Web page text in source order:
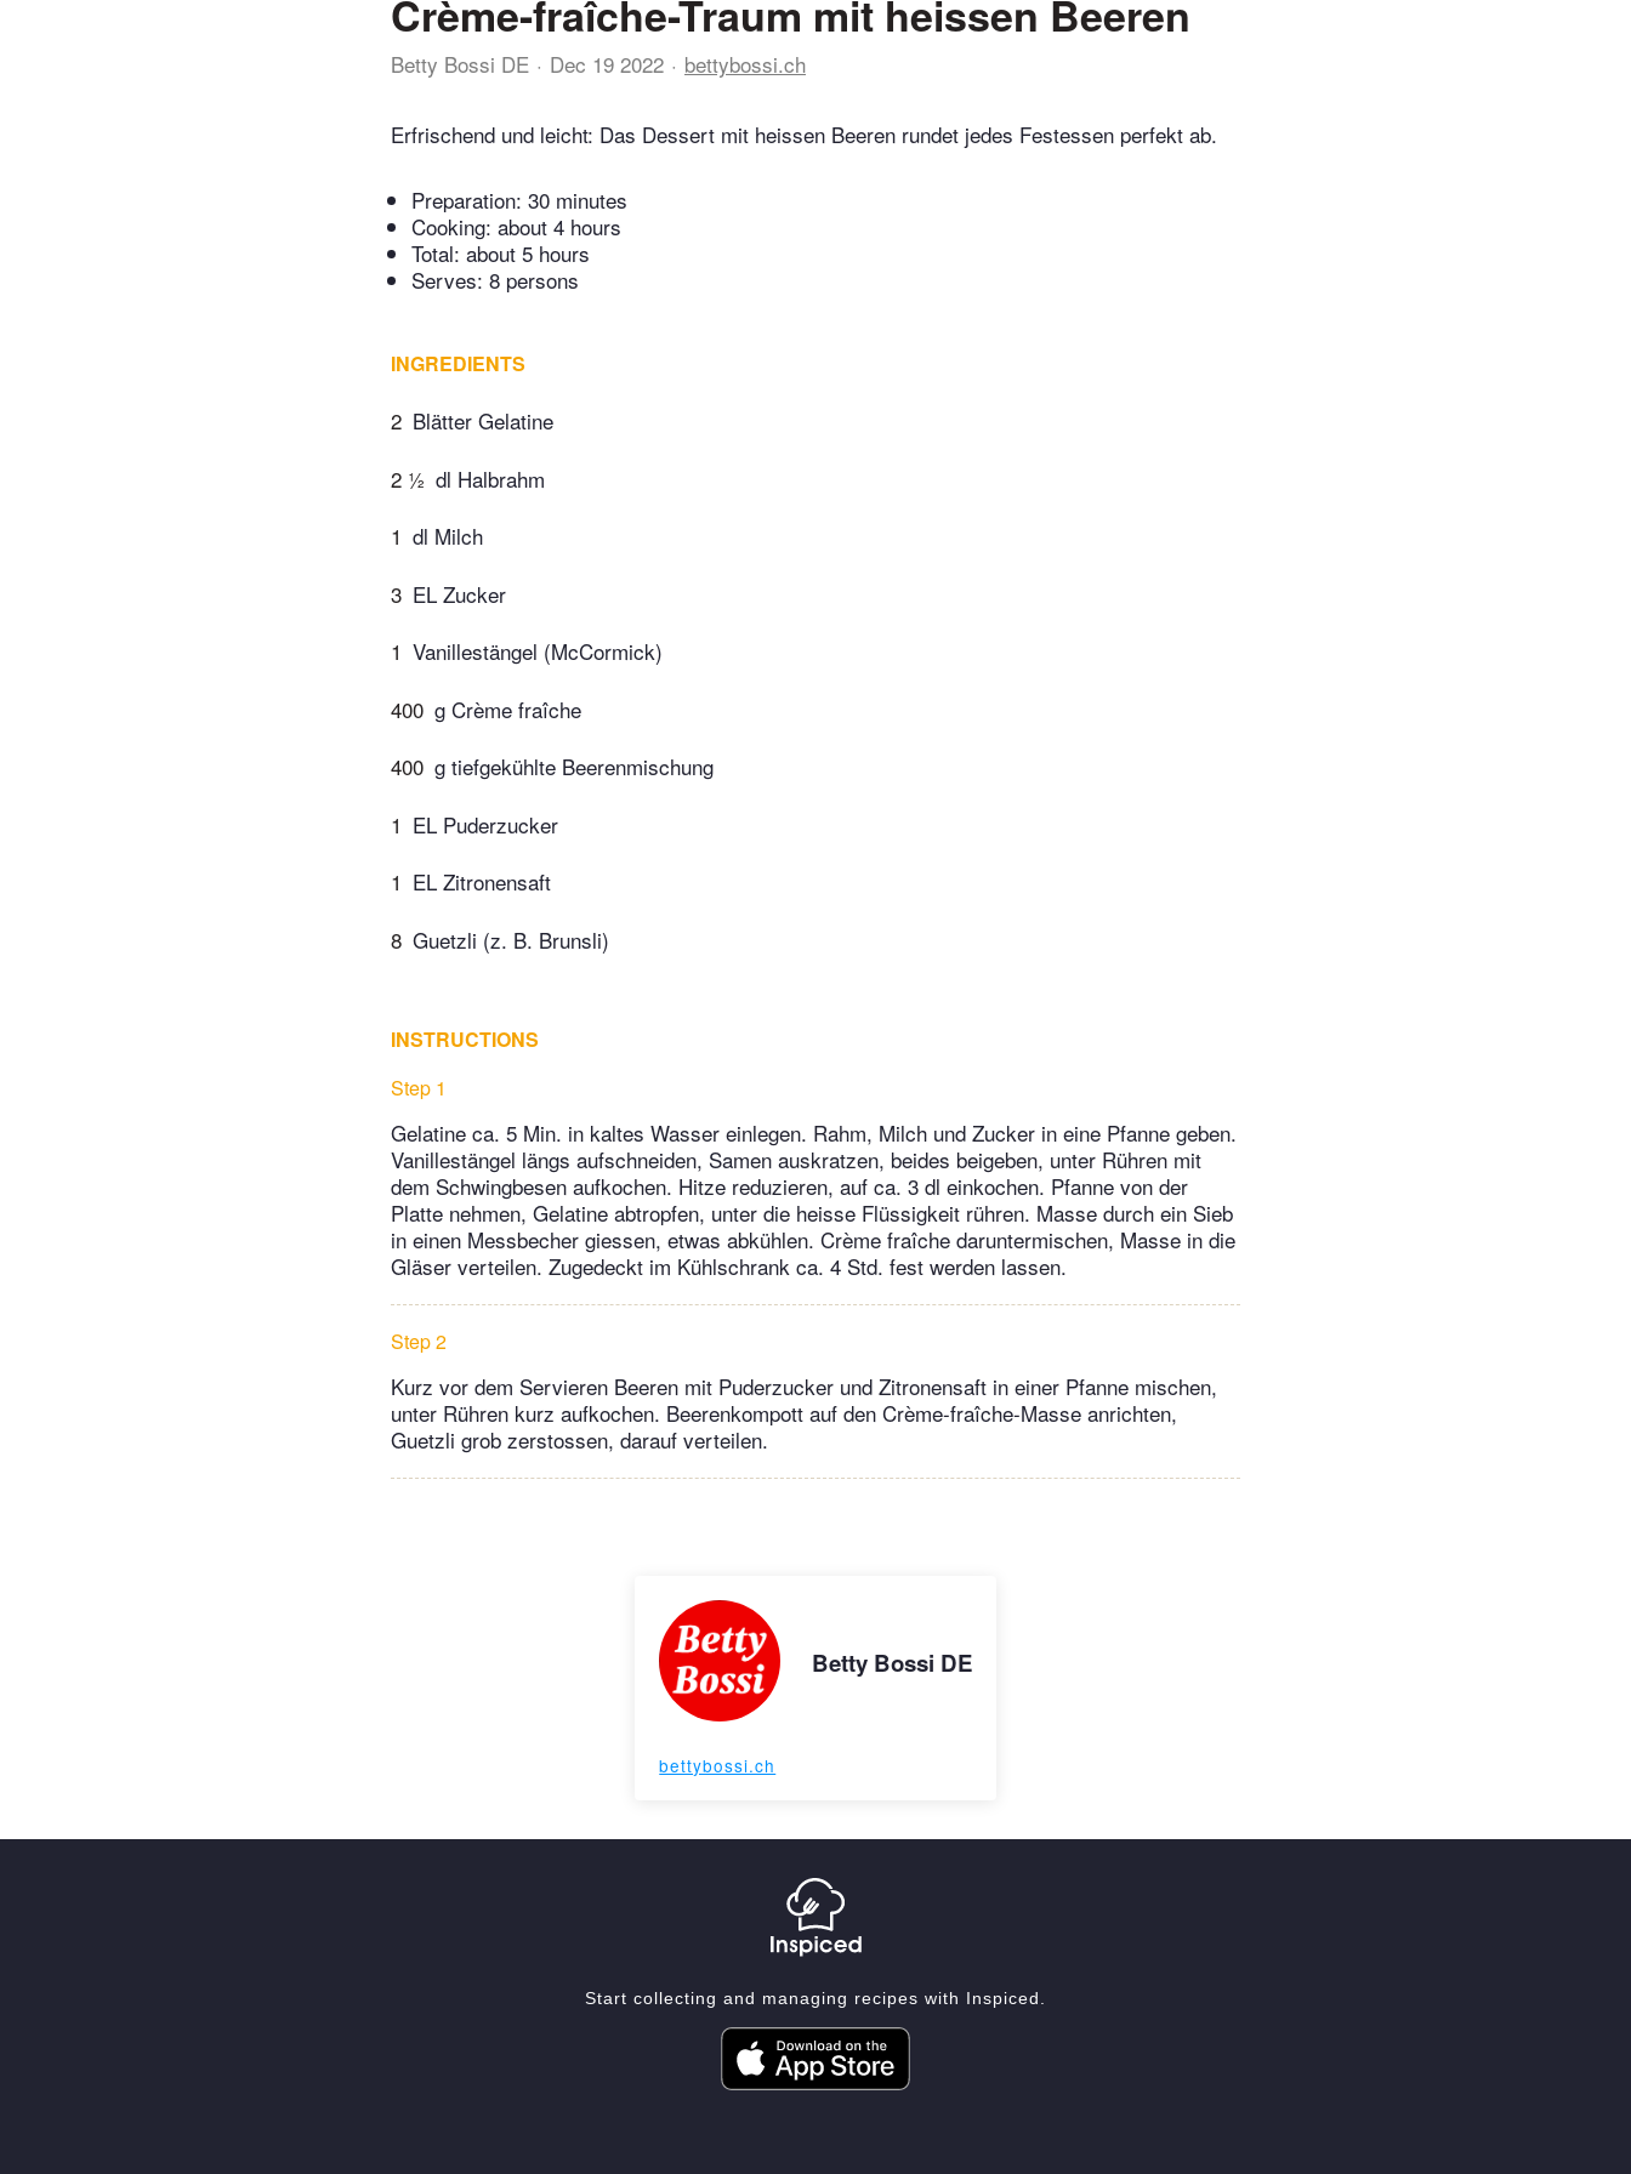
Crème-fraîche-Traum mit heissen Beeren
Betty Bossi DE Dec 19 2022 bettybossi.ch
Erfrischend und leicht: Das Dessert mit heissen Beeren rundet jedes Festessen perfekt ab.
Preparation: 30 minutes
Cooking: about 4 hours
Total: about 5 hours
Serves: 8 persons
INGREDIENTS
2 Blätter Gelatine
2 ½ dl Halbrahm
1 dl Milch
3 EL Zucker
1 Vanillestängel (McCormick)
400 g Crème fraîche
400 g tiefgekühlte Beerenmischung
1 EL Puderzucker
1 EL Zitronensaft
8 Guetzli (z. B. Brunsli)
INSTRUCTIONS
Step 1
Gelatine ca. 5 Min. in kaltes Wasser einlegen. Rahm, Milch und Zucker in eine Pfanne geben.
Vanillestängel längs aufschneiden, Samen auskratzen, beides beigeben, unter Rühren mit
dem Schwingbesen aufkochen. Hitze reduzieren, auf ca. 3 dl einkochen. Pfanne von der
Platte nehmen, Gelatine abtropfen, unter die heisse Flüssigkeit rühren. Masse durch ein Sieb
in einen Messbecher giessen, etwas abkühlen. Crème fraîche daruntermischen, Masse in die
Gläser verteilen. Zugedeckt im Kühlschrank ca. 4 Std. fest werden lassen.
Step 2
Kurz vor dem Servieren Beeren mit Puderzucker und Zitronensaft in einer Pfanne mischen,
unter Rühren kurz aufkochen. Beerenkompott auf den Crème-fraîche-Masse anrichten,
Guetzli grob zerstossen, darauf verteilen.
Betty Bossi DE
bettybossi.ch
Start collecting and managing recipes with Inspiced.